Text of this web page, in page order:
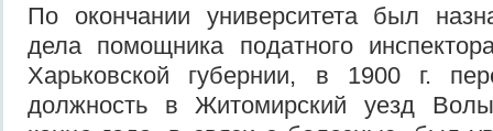
По окончании университета был
дела помощника податного
Харьковской губернии, в 1900 г.
должность в Житомирский уезд